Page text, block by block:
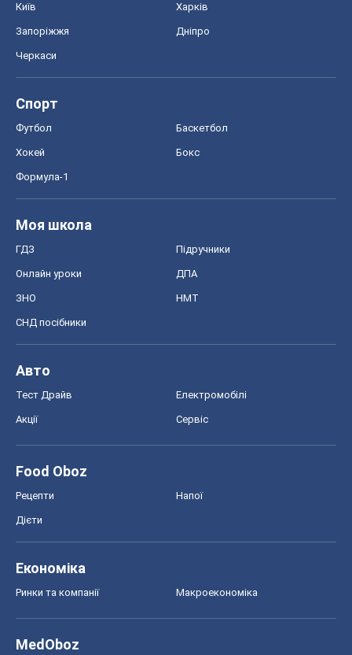
Київ Харків
Запоріжжя Дніпро
Черкаси
Спорт
Футбол Баскетбол
Хокей Бокс
Формула-1
Моя школа
ГДЗ Підручники
Онлайн уроки ДПА
ЗНО НМТ
СНД посібники
Авто
Тест Драйв Електромобілі
Акції Сервіс
Food Oboz
Рецепти Напої
Дієти
Економіка
Ринки та компанії Макроекономіка
MedOboz